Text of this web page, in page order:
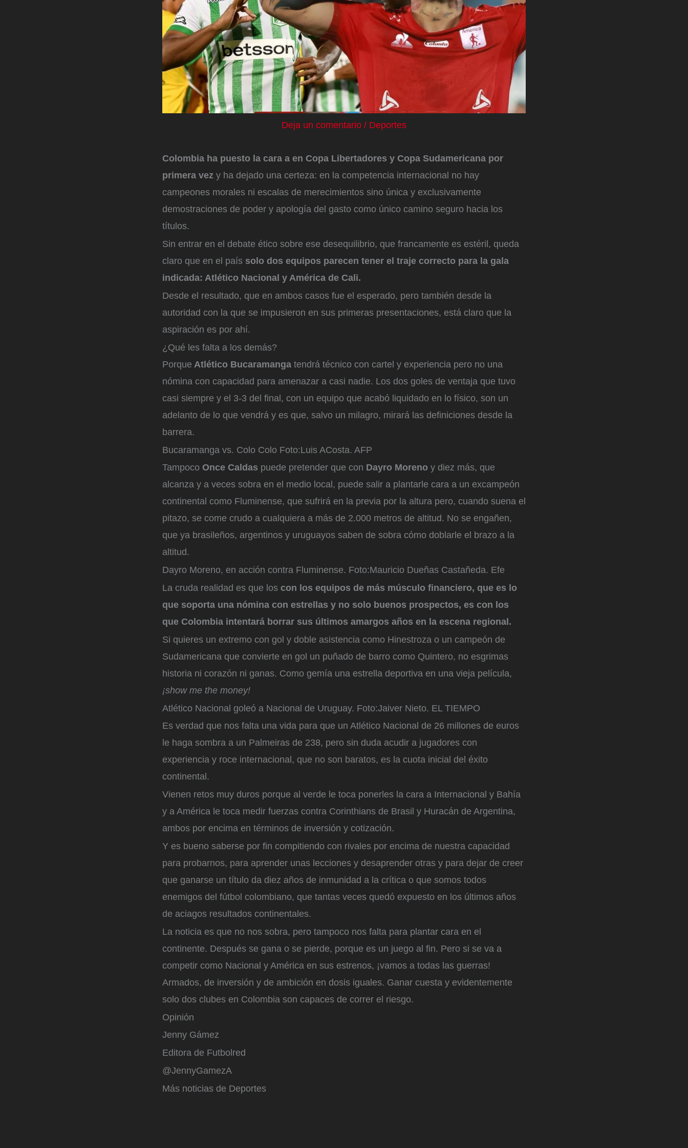
Deja un comentario / Deportes
Colombia ha puesto la cara a en Copa Libertadores y Copa Sudamericana por
primera vez y ha dejado una certeza: en la competencia internacional no hay
campeones morales ni escalas de merecimientos sino única y exclusivamente
demostraciones de poder y apología del gasto como único camino seguro hacia los
títulos.
Sin entrar en el debate ético sobre ese desequilibrio, que francamente es estéril, queda
claro que en el país solo dos equipos parecen tener el traje correcto para la gala
indicada: Atlético Nacional y América de Cali.
Desde el resultado, que en ambos casos fue el esperado, pero también desde la
autoridad con la que se impusieron en sus primeras presentaciones, está claro que la
aspiración es por ahí.
¿Qué les falta a los demás?
Porque Atlético Bucaramanga tendrá técnico con cartel y experiencia pero no una
nómina con capacidad para amenazar a casi nadie. Los dos goles de ventaja que tuvo
casi siempre y el 3-3 del final, con un equipo que acabó liquidado en lo físico, son un
adelanto de lo que vendrá y es que, salvo un milagro, mirará las definiciones desde la
barrera.
Bucaramanga vs. Colo Colo Foto:Luis ACosta. AFP
Tampoco Once Caldas puede pretender que con Dayro Moreno y diez más, que
alcanza y a veces sobra en el medio local, puede salir a plantarle cara a un excampeón
continental como Fluminense, que sufrirá en la previa por la altura pero, cuando suena el
pitazo, se come crudo a cualquiera a más de 2.000 metros de altitud. No se engañen,
que ya brasileños, argentinos y uruguayos saben de sobra cómo doblarle el brazo a la
altitud.
Dayro Moreno, en acción contra Fluminense. Foto:Mauricio Dueñas Castañeda. Efe
La cruda realidad es que los con los equipos de más músculo financiero, que es lo
que soporta una nómina con estrellas y no solo buenos prospectos, es con los
que Colombia intentará borrar sus últimos amargos años en la escena regional.
Si quieres un extremo con gol y doble asistencia como Hinestroza o un campeón de
Sudamericana que convierte en gol un puñado de barro como Quintero, no esgrimas
historia ni corazón ni ganas. Como gemía una estrella deportiva en una vieja película,
¡show me the money!
Atlético Nacional goleó a Nacional de Uruguay. Foto:Jaiver Nieto. EL TIEMPO
Es verdad que nos falta una vida para que un Atlético Nacional de 26 millones de euros
le haga sombra a un Palmeiras de 238, pero sin duda acudir a jugadores con
experiencia y roce internacional, que no son baratos, es la cuota inicial del éxito
continental.
Vienen retos muy duros porque al verde le toca ponerles la cara a Internacional y Bahía
y a América le toca medir fuerzas contra Corinthians de Brasil y Huracán de Argentina,
ambos por encima en términos de inversión y cotización.
Y es bueno saberse por fin compitiendo con rivales por encima de nuestra capacidad
para probarnos, para aprender unas lecciones y desaprender otras y para dejar de creer
que ganarse un título da diez años de inmunidad a la crítica o que somos todos
enemigos del fútbol colombiano, que tantas veces quedó expuesto en los últimos años
de aciagos resultados continentales.
La noticia es que no nos sobra, pero tampoco nos falta para plantar cara en el
continente. Después se gana o se pierde, porque es un juego al fin. Pero si se va a
competir como Nacional y América en sus estrenos, ¡vamos a todas las guerras!
Armados, de inversión y de ambición en dosis iguales. Ganar cuesta y evidentemente
solo dos clubes en Colombia son capaces de correr el riesgo.
Opinión
Jenny Gámez
Editora de Futbolred
@JennyGamezA
Más noticias de Deportes